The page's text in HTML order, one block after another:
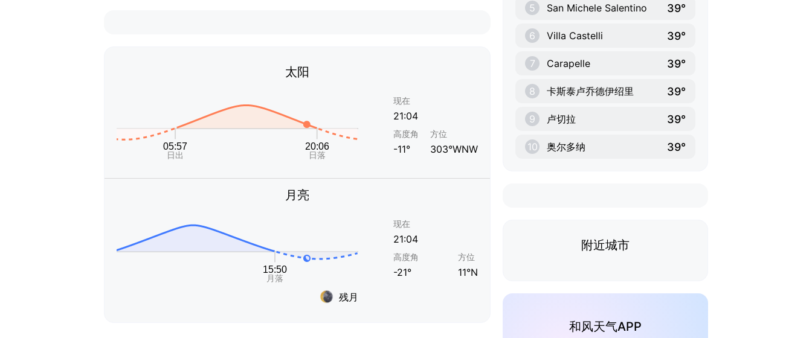
太阳
现在
21:04
高度角
-11°
方位
303°WNW
月亮
残月
现在
21:04
高度角
-21°
方位
11°N
5 San Michele Salentino 39°
6 Villa Castelli 39°
7 Carapelle 39°
8 卡斯泰卢乔德伊绍里 39°
9 卢切拉 39°
10 奥尔多纳 39°
附近城市
和风天气APP